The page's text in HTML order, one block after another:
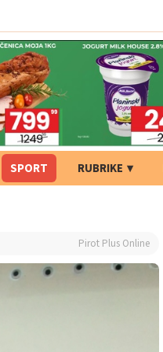
SPORT RUBRIKE
Pirot Plus Online